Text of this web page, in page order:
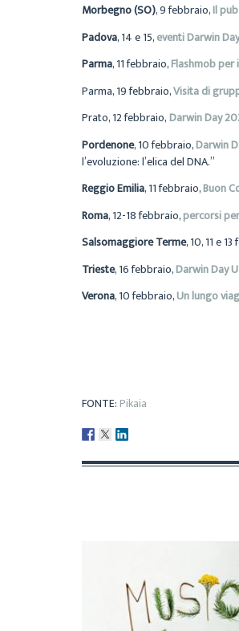
Morbegno (SO), 9 febbraio,Il
Padova, 14 e 15,eventi Darwin
Parma, 11 febbraio,Flashmob per
Parma, 19 febbraio,Visita di
Prato, 12 febbraio,Darwin Day
Pordenone, 10 febbraio,Darwin
l’evoluzione: l’elica del DNA.”
Reggio Emilia, 11 febbraio,Buon
Roma, 12-18 febbraio,percorsi
Salsomaggiore Terme, 10, 11 e
Trieste, 16 febbraio,Darwin Day
Verona, 10 febbraio,Un lungo
FONTE:Pikaia